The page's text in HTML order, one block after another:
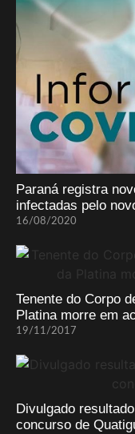
Paraná registra
infectadas pelo
16/08/2020
Tenente do Corpo
Platina morre em
19/11/2017
Divulgado
concurso de